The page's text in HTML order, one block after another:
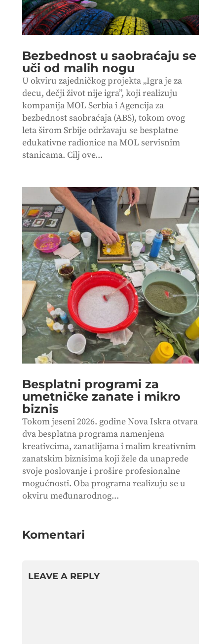
Bezbednost u saobraćaju se
uči od malih nogu
U okviru zajedničkog projekta „Igra je za
decu, dečji život nije igra”, koji realizuju
kompanija MOL Serbia i Agencija za
bezbednost saobraćaja (ABS), tokom ovog
leta širom Srbije održavaju se besplatne
edukativne radionice na MOL servisnim
stanicama. Cilj ove...
Besplatni programi za
umetničke zanate i mikro
biznis
Tokom jeseni 2026. godine Nova Iskra otvara
dva besplatna programa namenjena
kreativcima, zanatlijama i malim kreativnim
zanatskim biznisima koji žele da unaprede
svoje poslovanje i prošire profesionalne
mogućnosti. Oba programa realizuju se u
okviru međunarodnog...
Komentari
LEAVE A REPLY